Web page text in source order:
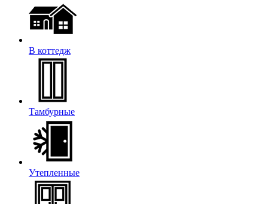
В коттедж
Тамбурные
Утепленные